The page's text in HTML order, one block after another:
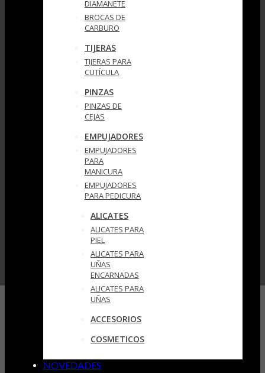
DIAMANETE
BROCAS DE
CARBURO
TIJERAS
TIJERAS PARA
CUTÍCULA
PINZAS
PINZAS DE
CEJAS
EMPUJADORES
EMPUJADORES
PARA
MANICURA
EMPUJADORES
PARA PEDICURA
ALICATES
ALICATES PARA
PIEL
ALICATES PARA
UÑAS
ENCARNADAS
ALICATES PARA
UÑAS
ACCESORIOS
COSMETICOS
NOVEDADES